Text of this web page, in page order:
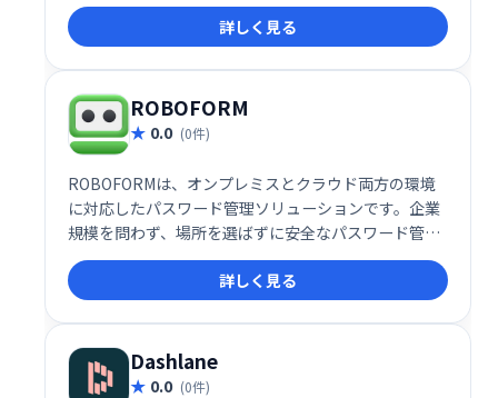
が、1台のデバイスでの利用には無料版で十分です。
安全なパスワード管理を簡単に始めたい方におすすめ
です。
詳しく見る
ROBOFORM
0.0 (0件)
ROBOFORMは、オンプレミスとクラウド両方の環境
に対応したパスワード管理ソリューションです。企業
規模を問わず、場所を選ばずに安全なパスワード管理
を実現します。2要素認証とAES-256ビット暗号化に
よる高いセキュリティで、ログイン情報を保護しま
す。
詳しく見る
Dashlane
0.0 (0件)